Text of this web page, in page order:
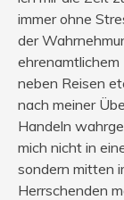
immer ohne
der
ehrenamtlichem
neben Reisen
nach meiner
Handeln
mich nicht in
sondern mitten
Herrschenden